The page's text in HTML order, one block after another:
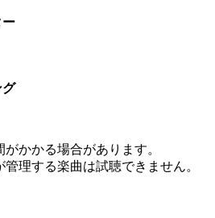
ー
グ
かかる場合があります。
理する楽曲は試聴できません。